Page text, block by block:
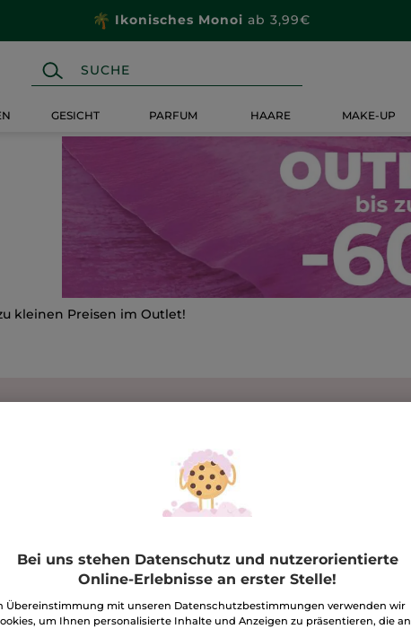
Ikonisches Monoi ab 3,99€
GESICHT PARFUM HAARE MAKE-UP
kleinen Preisen im Outlet!
-61% -60%
Bei uns stehen Datenschutz und nutzerorientierte
Online-Erlebnisse an erster Stelle!
Übereinstimmung mit unseren Datenschutzbestimmungen verwenden wir
um Ihnen personalisierte Inhalte und Anzeigen zu präsentieren, die an